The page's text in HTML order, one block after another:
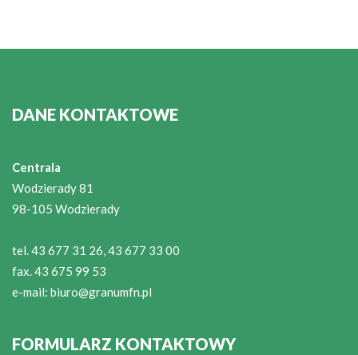
DANE KONTAKTOWE
Centrala
Wodzierady 81
98-105 Wodzierady
tel. 43 677 31 26, 43 677 33 00
fax. 43 675 99 53
e-mail: biuro@granumfn.pl
FORMULARZ KONTAKTOWY